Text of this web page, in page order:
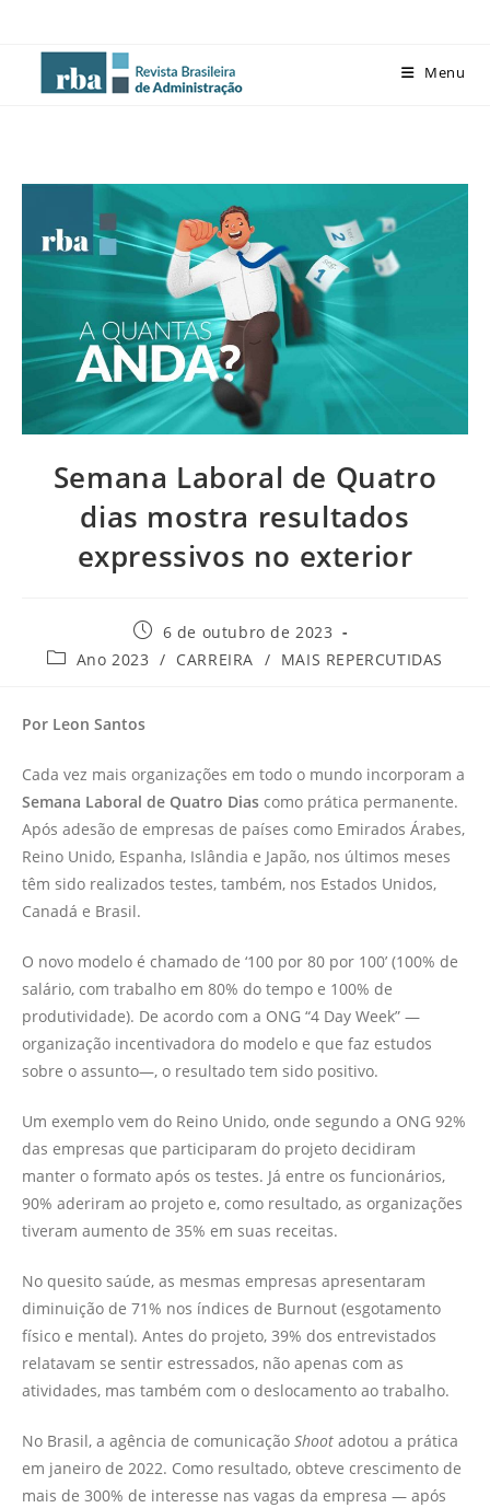
Menu
Semana Laboral de Quatro
dias mostra resultados
expressivos no exterior
6 de outubro de 2023
Ano 2023 / CARREIRA / MAIS REPERCUTIDAS
Por Leon Santos
Cada vez mais organizações em todo o mundo incorporam a
Semana Laboral de Quatro Dias como prática permanente.
Após adesão de empresas de países como Emirados Árabes,
Reino Unido, Espanha, Islândia e Japão, nos últimos meses
têm sido realizados testes, também, nos Estados Unidos,
Canadá e Brasil.
O novo modelo é chamado de ‘100 por 80 por 100’ (100% de
salário, com trabalho em 80% do tempo e 100% de
produtividade). De acordo com a ONG “4 Day Week” —
organização incentivadora do modelo e que faz estudos
sobre o assunto—, o resultado tem sido positivo.
Um exemplo vem do Reino Unido, onde segundo a ONG 92%
das empresas que participaram do projeto decidiram
manter o formato após os testes. Já entre os funcionários,
90% aderiram ao projeto e, como resultado, as organizações
tiveram aumento de 35% em suas receitas.
No quesito saúde, as mesmas empresas apresentaram
diminuição de 71% nos índices de Burnout (esgotamento
físico e mental). Antes do projeto, 39% dos entrevistados
relatavam se sentir estressados, não apenas com as
atividades, mas também com o deslocamento ao trabalho.
No Brasil, a agência de comunicação Shoot adotou a prática
em janeiro de 2022. Como resultado, obteve crescimento de
mais de 300% de interesse nas vagas da empresa — após